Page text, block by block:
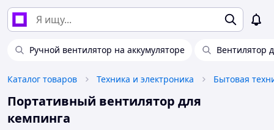
Ручной вентилятор на аккумуляторе Вентилятор
Каталог товаров Техника и электроника Бытовая
Портативный вентилятор для
кемпинга